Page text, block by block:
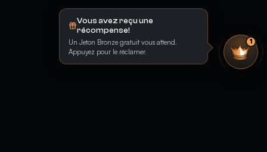
Vous avez reçu une
récompense!
Un Jeton Bronze gratuit vous attend.
Appuyez pour le réclamer.
1